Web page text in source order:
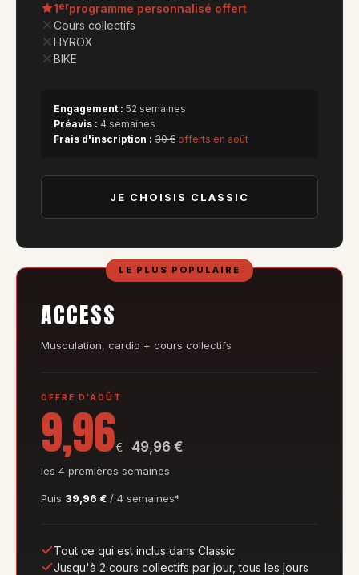
1erprogramme personnalisé offert
Cours collectifs
HYROX
BIKE
Engagement : 52 semaines
Préavis : 4 semaines
Frais d'inscription : 30 € offerts en août
JE CHOISIS CLASSIC
LE PLUS POPULAIRE
ACCESS
Musculation, cardio + cours collectifs
OFFRE D'AOÛT
9,96€ 49,96 €
les 4 premières semaines
Puis 39,96 € / 4 semaines*
Tout ce qui est inclus dans Classic
Jusqu'à 2 cours collectifs par jour, tous les jours